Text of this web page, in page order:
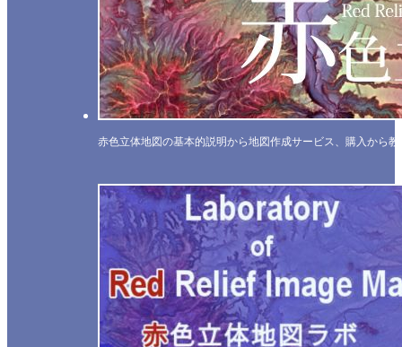
赤色立体地図の基本的説明から地図作成サービス、購入から